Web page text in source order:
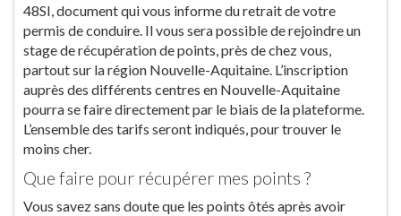
48SI, document qui vous informe du retrait de votre
permis de conduire. Il vous sera possible de rejoindre un
stage de récupération de points, près de chez vous,
partout sur la région Nouvelle-Aquitaine. L’inscription
auprès des différents centres en Nouvelle-Aquitaine
pourra se faire directement par le biais de la plateforme.
L’ensemble des tarifs seront indiqués, pour trouver le
moins cher.
Que faire pour récupérer mes points ?
Vous savez sans doute que les points ôtés après avoir